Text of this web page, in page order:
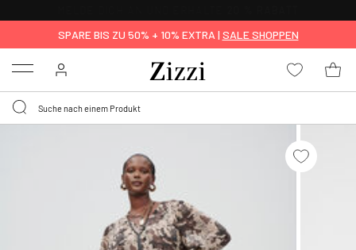
SPARE BIS ZU 50% + 10% EXTRA | SALE SHOPPEN
Menu